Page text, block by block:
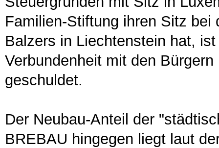
Familien-Stiftung ihren Sitz bei
Balzers in Liechtenstein hat,
Verbundenheit mit den
geschuldet.
Der Neubau-Anteil der
BREBAU hingegen liegt laut